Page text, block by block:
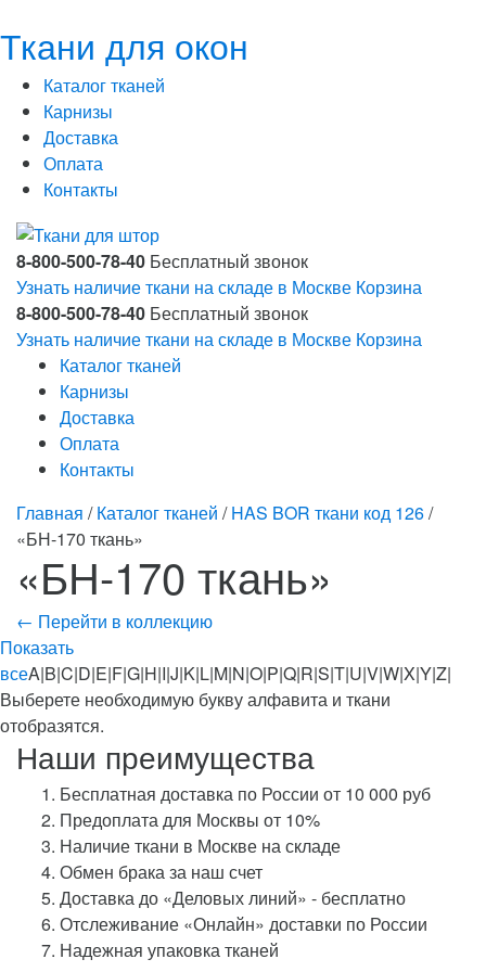
Ткани для окон
Каталог тканей
Карнизы
Доставка
Оплата
Контакты
8-800-500-78-40 Бесплатный звонок
Узнать наличие ткани на складе в Москве Корзина
8-800-500-78-40 Бесплатный звонок
Узнать наличие ткани на складе в Москве Корзина
Каталог тканей
Карнизы
Доставка
Оплата
Контакты
Главная /Каталог тканей /HAS BOR ткани код 126/
«БН-170 ткань»
«БН-170 ткань»
← Перейти в коллекцию
Показать
всеA|B|C|D|E|F|G|H|I|J|K|L|M|N|O|P|Q|R|S|T|U|V|W|X|Y|Z|
Выберете необходимую букву алфавита и ткани
отобразятся.
Наши преимущества
Бесплатная доставка по России от 10 000 руб
Предоплата для Москвы от 10%
Наличие ткани в Москве на складе
Обмен брака за наш счет
Доставка до «Деловых линий» - бесплатно
Отслеживание «Онлайн» доставки по России
Надежная упаковка тканей